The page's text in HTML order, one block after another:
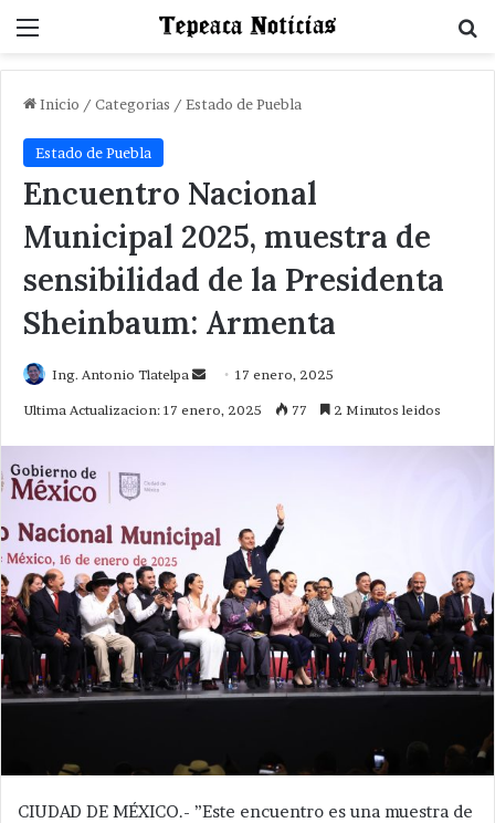
Menu
Inicio / Categorias / Estado de Puebla
Estado de Puebla
Encuentro Nacional
Municipal 2025, muestra de
sensibilidad de la Presidenta
Sheinbaum: Armenta
Ing. Antonio Tlatelpa
Send17 enero, 2025
Ultima Actualizacion: 17 enero, 2025 77 2 Minutos leidos
CIUDAD DE MÉXICO.- ”Este encuentro es una muestra de